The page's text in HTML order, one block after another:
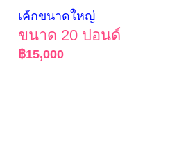
เค้กขนาดใหญ่
ขนาด 20 ปอนด์
฿15,000